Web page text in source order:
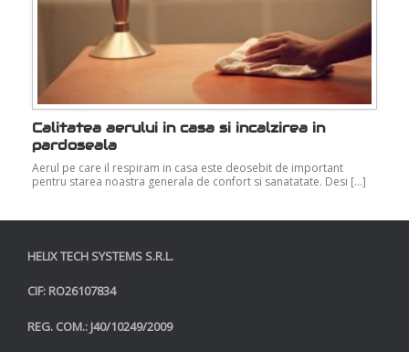
Calitatea aerului in casa si incalzirea in
pardoseala
Aerul pe care il respiram in casa este deosebit de important
pentru starea noastra generala de confort si sanatatate. Desi […]
HELIX TECH SYSTEMS S.R.L.
CIF: RO26107834
REG. COM.: J40/10249/2009